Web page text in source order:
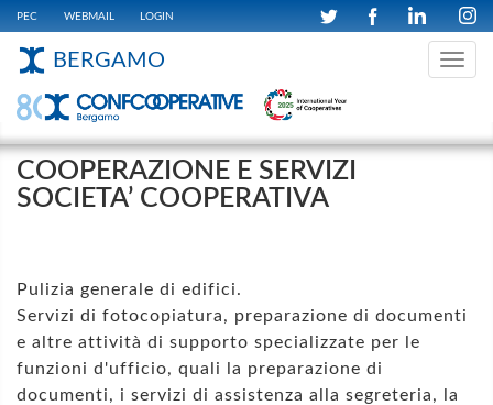
PEC WEBMAIL LOGIN
Toggle
BERGAMO
COOPERAZIONE E SERVIZI
SOCIETA’ COOPERATIVA
Pulizia generale di edifici.
Servizi di fotocopiatura, preparazione di documenti
e altre attività di supporto specializzate per le
funzioni d'ufficio, quali la preparazione di
documenti, i servizi di assistenza alla segreteria, la